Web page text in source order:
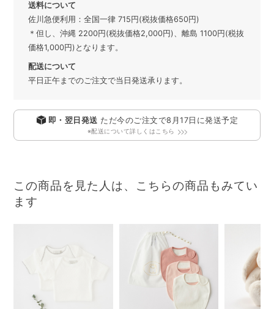
送料について
佐川急便利用：全国一律 715円(税抜価格650円)
＊但し、沖縄 2200円(税抜価格2,000円)、離島 1100円(税抜
価格1,000円)となります。
配送について
平日正午までのご注文で当日発送承ります。
即・翌日発送 ただ今のご注文で8月17日 に発送予定
※配送について詳しくはこちら
この商品を見た人は、こちらの商品もみてい
ます